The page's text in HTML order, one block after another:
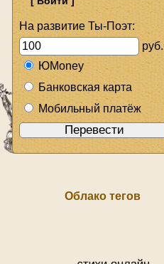
На развитие Ты-Поэт:
руб.
ЮMoney
Банковская карта
Мобильный платёж
Облако тегов